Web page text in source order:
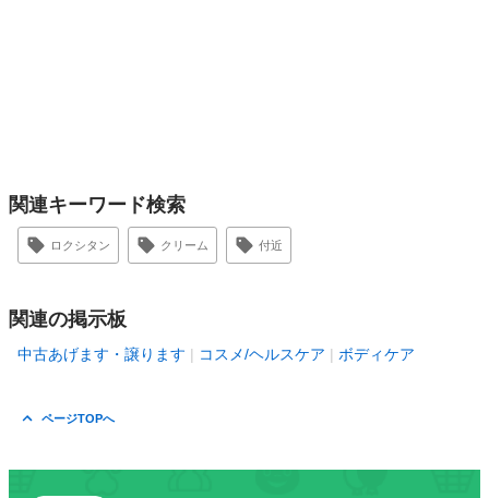
関連キーワード検索
ロクシタン クリーム 付近
関連の掲示板
中古あげます・譲ります コスメ/ヘルスケア ボディケア
ページTOPへ